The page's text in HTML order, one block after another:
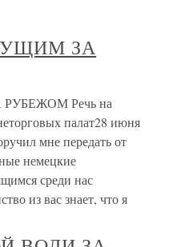
ЗА
Речь на
палат28 июня
мне передать от
немецкие
среди нас
из вас знает, что я